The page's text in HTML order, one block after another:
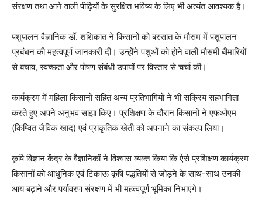
संरक्षण तथा आने वाली पीढ़ियों के सुरक्षित भविष्य के लिए भी अत्यंत आवश्यक है।
पशुपालन वैज्ञानिक डॉ. शशिकांत ने किसानों को बरसात के मौसम में पशुपालन
प्रबंधन की महत्वपूर्ण जानकारी दी। उन्होंने पशुओं को होने वाली मौसमी बीमारियों
से बचाव, स्वच्छता और पोषण संबंधी उपायों पर विस्तार से चर्चा की।
कार्यक्रम में महिला किसानों सहित अन्य प्रतिभागियों ने भी सक्रिय सहभागिता
करते हुए अपने अनुभव साझा किए। प्रशिक्षण के दौरान किसानों ने एफओएम
(किण्वित जैविक खाद) एवं प्राकृतिक खेती को अपनाने का संकल्प लिया।
कृषि विज्ञान केंद्र के वैज्ञानिकों ने विश्वास व्यक्त किया कि ऐसे प्रशिक्षण कार्यक्रम
किसानों को आधुनिक एवं टिकाऊ कृषि पद्धतियों से जोड़ने के साथ-साथ उनकी
आय बढ़ाने और पर्यावरण संरक्षण में भी महत्वपूर्ण भूमिका निभाएंगे।